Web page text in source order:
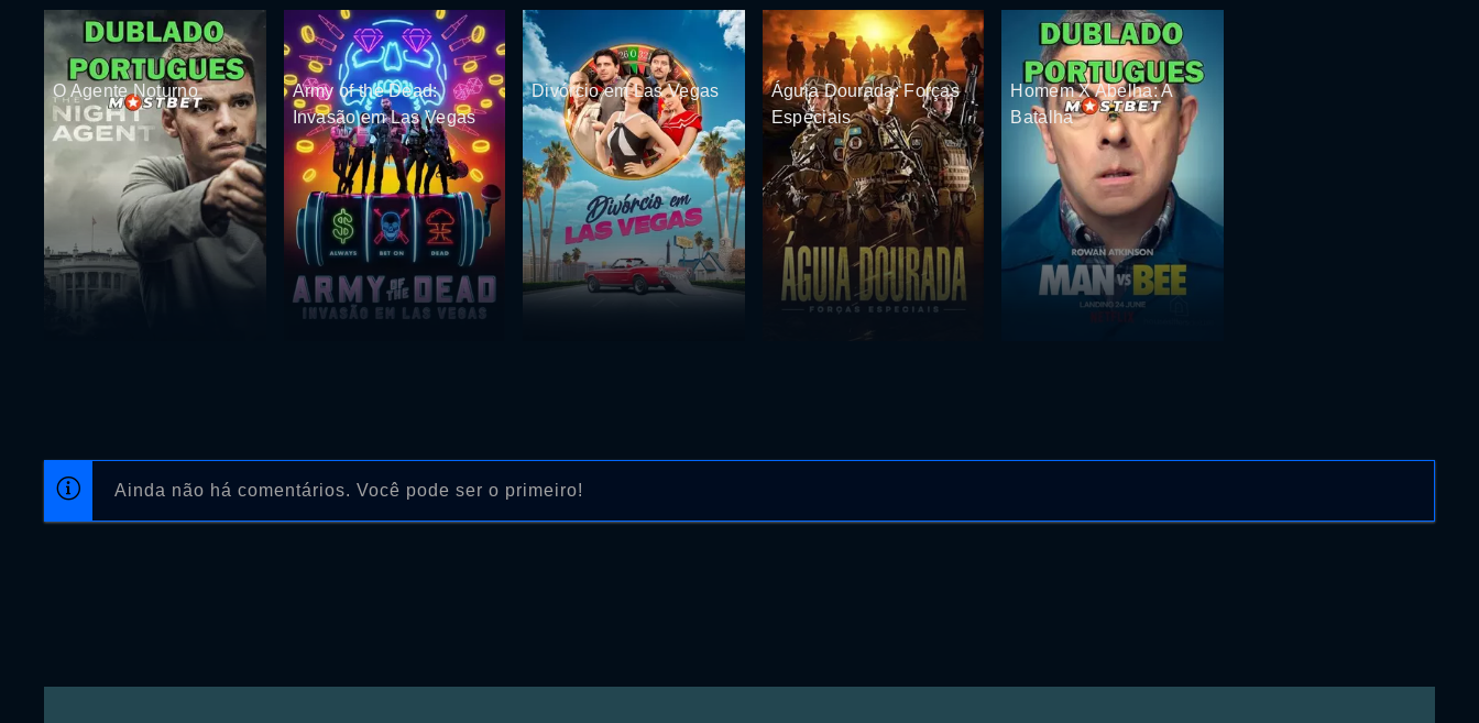
Ainda não há comentários. Você pode ser o primeiro!
O Agente Noturno
Army of the Dead:
Invasão em Las Vegas
Divórcio em Las Vegas
Águia Dourada: Forças
Especiais
Homem X Abelha: A
Batalha